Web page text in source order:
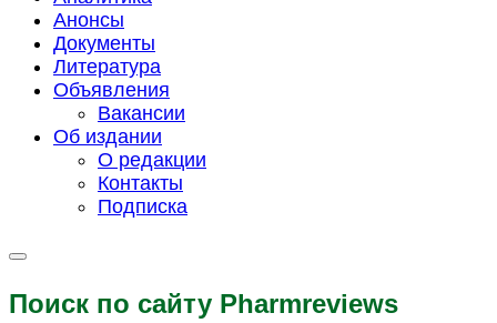
Анонсы
Документы
Литература
Объявления
Вакансии
Об издании
О редакции
Контакты
Подписка
Поиск по сайту Pharmreviews